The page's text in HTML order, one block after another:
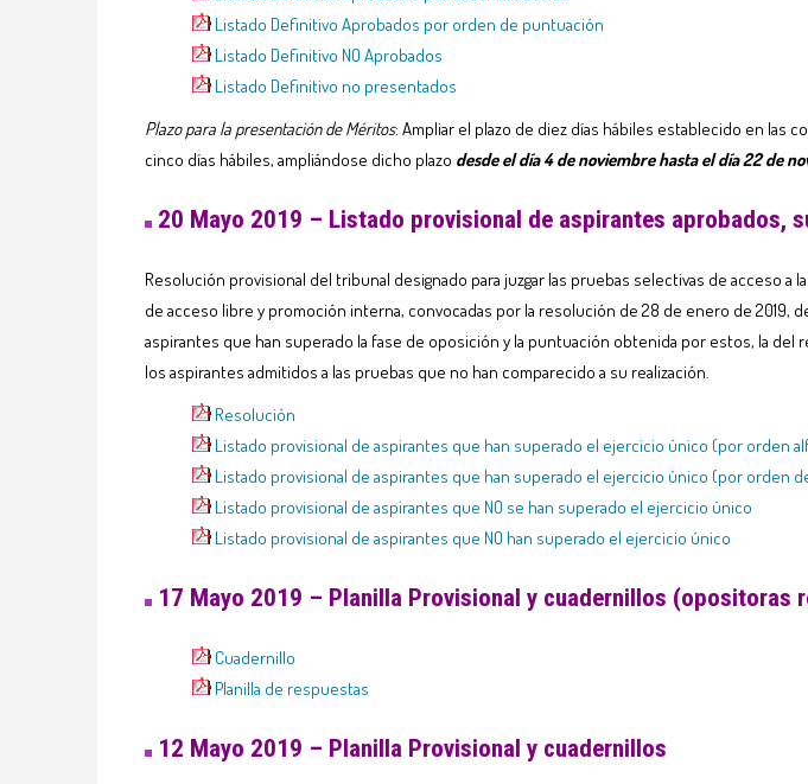
Listado Definitivo Aprobados por orden de puntuación
Listado Definitivo NO Aprobados
Listado Definitivo no presentados
Plazo para la presentación de Méritos: Ampliar el plazo de diez días hábiles establecido en las
cinco días hábiles, ampliándose dicho plazo desde el día 4 de noviembre hasta el día 22 de
20 Mayo 2019 – Listado provisional de aspirantes aprobados,
Resolución provisional del tribunal designado para juzgar las pruebas selectivas de acceso
de acceso libre y promoción interna, convocadas por la resolución de 28 de enero de
aspirantes que han superado la fase de oposición y la puntuación obtenida por estos, la
los aspirantes admitidos a las pruebas que no han comparecido a su realización.
Resolución
Listado provisional de aspirantes que han superado el ejercicio único (por orden
Listado provisional de aspirantes que han superado el ejercicio único (por orden
Listado provisional de aspirantes que NO se han superado el ejercicio único
Listado provisional de aspirantes que NO han superado el ejercicio único
17 Mayo 2019 – Planilla Provisional y cuadernillos (opositoras
Cuadernillo
Planilla de respuestas
12 Mayo 2019 – Planilla Provisional y cuadernillos